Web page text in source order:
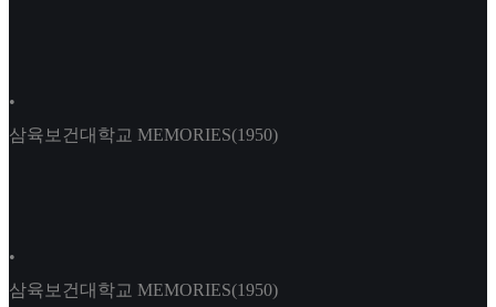
•
삼육보건대학교 MEMORIES(1950)
•
삼육보건대학교 MEMORIES(1950)